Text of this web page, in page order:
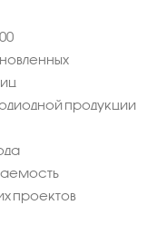
продукции
проектов